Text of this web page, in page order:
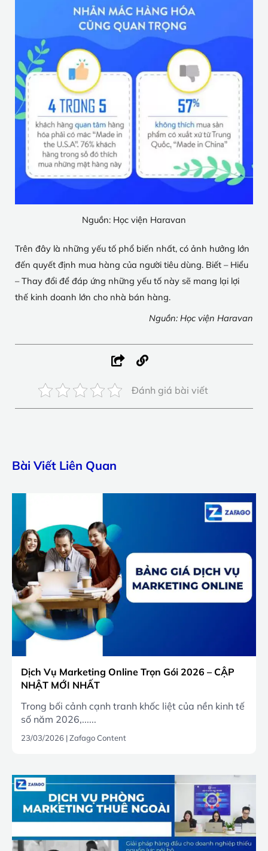
Nguồn: Học viện Haravan
Trên đây là những yếu tố phổ biến nhất, có ảnh hưởng lớn
đến quyết định mua hàng của người tiêu dùng. Biết – Hiểu
– Thay đổi để đáp ứng những yếu tố này sẽ mang lại lợi
thế kinh doanh lớn cho nhà bán hàng.
Nguồn: Học viện Haravan
Đánh giá bài viết
Bài Viết Liên Quan
Dịch Vụ Marketing Online Trọn Gói 2026 – CẬP
NHẬT MỚI NHẤT
Trong bối cảnh cạnh tranh khốc liệt của nền kinh tế
số năm 2026,......
23/03/2026 |Zafago Content